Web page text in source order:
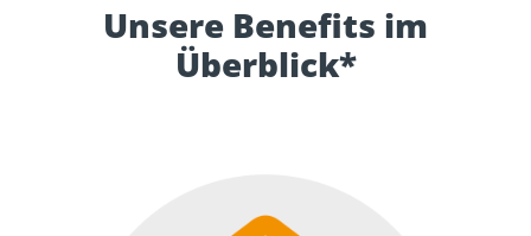
Unsere Benefits im
Überblick*